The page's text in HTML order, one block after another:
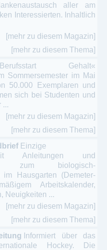
- Kraftsport
- Kampftanz
Flugwesen
- Marathon
– Touring
- Sport- Fitness
- Pferdesportmagazine
- Bikesport
- Schach
- Schießsport
aller am
Interessierten. Inhaltlich
[mehr zu diesem Magazin]
[mehr zu diesem Thema]
Gehalt«
Sommersemester im Mai
50.000 Exemplaren und
sich bei Studenten und
...
[mehr zu diesem Magazin]
[mehr zu diesem Thema]
Einzige
Anleitungen und
zum biologisch-
im Hausgarten (Demeter-
Arbeitskalender,
Neuigkeiten ...
[mehr zu diesem Magazin]
[mehr zu diesem Thema]
Informiert über das
Hockey. Die